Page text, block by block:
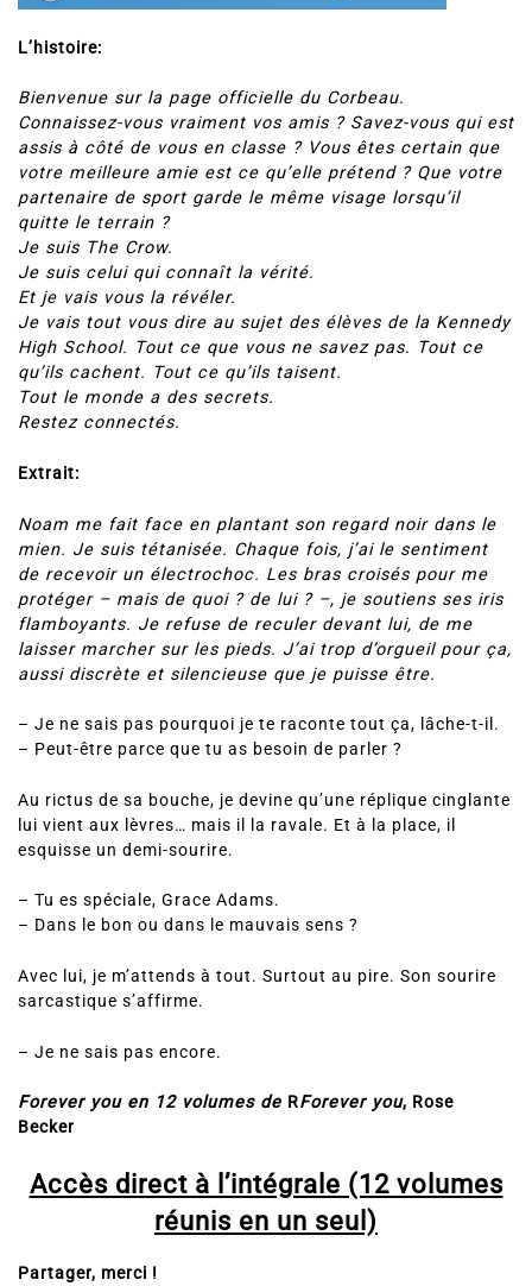
L’histoire:
Bienvenue sur la page officielle du Corbeau.
Connaissez-vous vraiment vos amis ? Savez-vous qui est
assis à côté de vous en classe ? Vous êtes certain que
votre meilleure amie est ce qu’elle prétend ? Que votre
partenaire de sport garde le même visage lorsqu’il
quitte le terrain ?
Je suis The Crow.
Je suis celui qui connaît la vérité.
Et je vais vous la révéler.
Je vais tout vous dire au sujet des élèves de la Kennedy
High School. Tout ce que vous ne savez pas. Tout ce
qu’ils cachent. Tout ce qu’ils taisent.
Tout le monde a des secrets.
Restez connectés.
Extrait:
Noam me fait face en plantant son regard noir dans le
mien. Je suis tétanisée. Chaque fois, j’ai le sentiment
de recevoir un électrochoc. Les bras croisés pour me
protéger – mais de quoi ? de lui ? –, je soutiens ses iris
flamboyants. Je refuse de reculer devant lui, de me
laisser marcher sur les pieds. J’ai trop d’orgueil pour ça,
aussi discrète et silencieuse que je puisse être.
– Je ne sais pas pourquoi je te raconte tout ça, lâche-t-il.
– Peut-être parce que tu as besoin de parler ?
Au rictus de sa bouche, je devine qu’une réplique cinglante
lui vient aux lèvres… mais il la ravale. Et à la place, il
esquisse un demi-sourire.
– Tu es spéciale, Grace Adams.
– Dans le bon ou dans le mauvais sens ?
Avec lui, je m’attends à tout. Surtout au pire. Son sourire
sarcastique s’affirme.
– Je ne sais pas encore.
Forever you en 12 volumes de RForever you, Rose
Becker
Accès direct à l’intégrale (12 volumes
réunis en un seul)
Partager, merci !